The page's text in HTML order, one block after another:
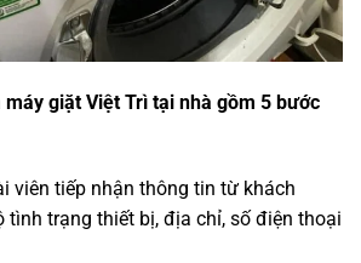
máy giặt Việt Trì tại nhà gồm 5 bước
viên tiếp nhận thông tin từ khách
tình trạng thiết bị, địa chỉ, số điện thoại